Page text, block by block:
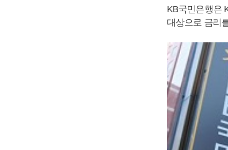
KB국민은행은
대상으로 금리